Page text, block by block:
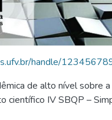
handle/
de alto nível
científico IV SBQP –